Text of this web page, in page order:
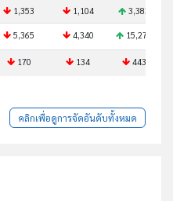
1,353 1,104 3,383
5,365 4,340 15,272
170 134 443
คลิกเพื่อดูการจัดอันดับทั้งหมด